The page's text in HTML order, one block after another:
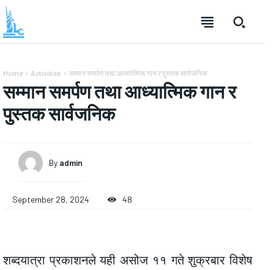
Home Activities सम्मान समर्पण तथा आध्यात्मिक गान र पुस्तक सार्वजनिक
सम्मान समर्पण तथा आध्यात्मिक गान र
पुस्तक सार्वजनिक
By admin
September 28, 2024 48
शब्दयात्रा प्रकाशनले यही असोज ११ गते शुक्रबार विशेष